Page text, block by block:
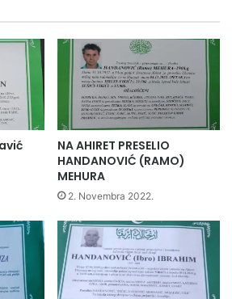
NA AHIRET PRESELIO
HANDANOVIĆ (RAMO)
MEHURA
2. Novembra 2022.